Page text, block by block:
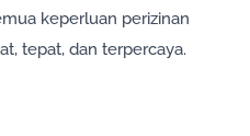
keperluan perizinan
tepat, dan terpercaya.